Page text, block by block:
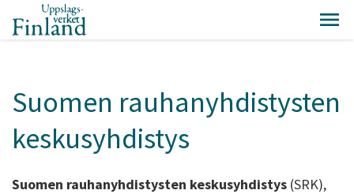
Suomen rauhanyhdistysten
keskusyhdistys
Suomen rauhanyhdistysten keskusyhdistys (SRK),